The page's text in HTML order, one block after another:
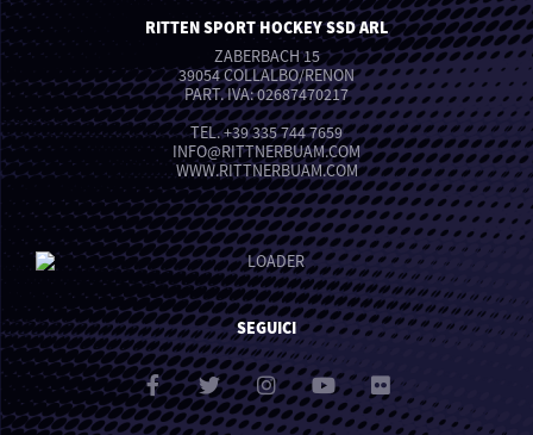
RITTEN SPORT HOCKEY SSD ARL
ZABERBACH 15
39054 COLLALBO/RENON
PART. IVA: 02687470217
TEL.+39 335 744 7659
INFO@RITTNERBUAM.COM
WWW.RITTNERBUAM.COM
SEGUICI